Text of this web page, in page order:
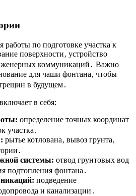
работы по подготовке участка к
поверхности‚ устройство
коммуникаций․ Важно
для чаши фонтана‚ чтобы
в будущем․
в себя:
определение точных координат
участка․
рытье котлована‚ вывоз грунта‚
системы: отвод грунтовых вод
подтопления фонтана․
подведение
и канализации․